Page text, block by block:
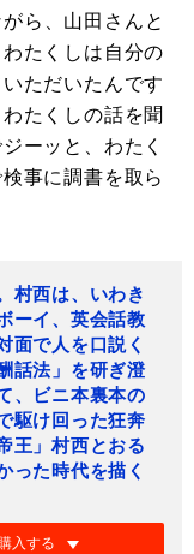
ら、山田さんと
たくしは自分の
ただいたんです
たくしの話を聞
ーッと、わたく
事に調書を取ら
西は、いわき
ーイ、英会話教
面で人を口説く
話法」を研ぎ澄
、ビニ本裏本の
駆け回った狂奔
王」村西とおる
った時代を描く
入する